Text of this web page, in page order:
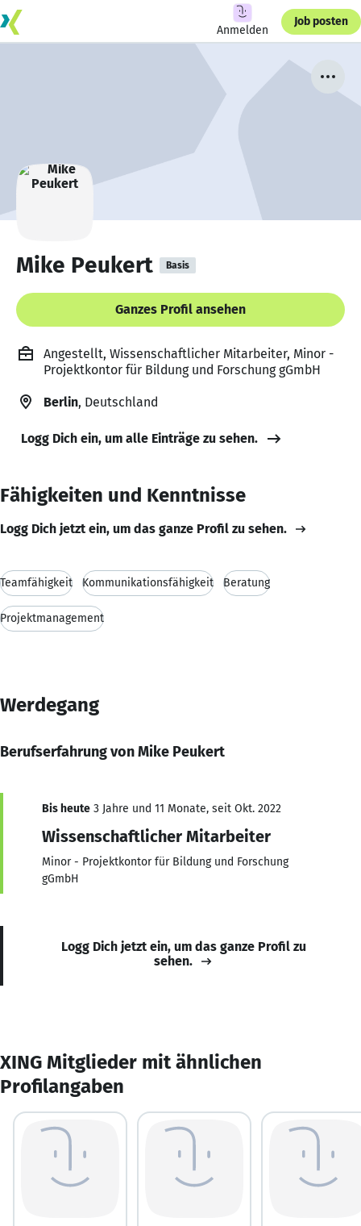
Anmelden
Job posten
Mike Peukert Basis
Ganzes Profil ansehen
Angestellt, Wissenschaftlicher Mitarbeiter, Minor -
Projektkontor für Bildung und Forschung gGmbH
Berlin, Deutschland
Logg Dich ein, um alle Einträge zu sehen.
Fähigkeiten und Kenntnisse
Logg Dich jetzt ein, um das ganze Profil zu sehen.
Teamfähigkeit Kommunikationsfähigkeit Beratung
Projektmanagement
Werdegang
Berufserfahrung von Mike Peukert
Bis heute 3 Jahre und 11 Monate, seit Okt. 2022
Wissenschaftlicher Mitarbeiter
Minor - Projektkontor für Bildung und Forschung
gGmbH
Logg Dich jetzt ein, um das ganze Profil zu
sehen.
XING Mitglieder mit ähnlichen
Profilangaben